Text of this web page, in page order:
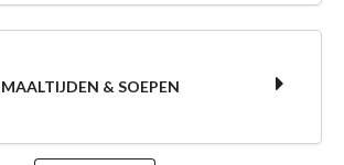
MAALTIJDEN & SOEPEN